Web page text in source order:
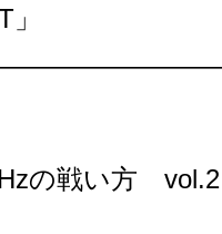
の戦い方